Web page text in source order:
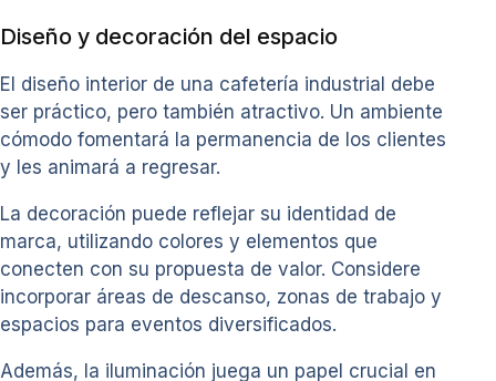
Diseño y decoración del espacio
El diseño interior de una cafetería industrial debe
ser práctico, pero también atractivo. Un ambiente
cómodo fomentará la permanencia de los clientes
y les animará a regresar.
La decoración puede reflejar su identidad de
marca, utilizando colores y elementos que
conecten con su propuesta de valor. Considere
incorporar áreas de descanso, zonas de trabajo y
espacios para eventos diversificados.
Además, la iluminación juega un papel crucial en